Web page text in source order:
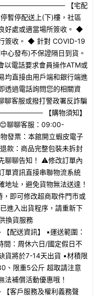
【宅配
暫停配送上(下)樓，社區
好處或適當場所簽收。 ◆
簽收。 ◆ 針對 COVID-19
心發布)不保證隔日到貨。
以電話要求會員操作ATM或
均直接由用戶端和銀行端進
透過電話詢問您的相關資
聊客服或撥打警政署反詐騙
【購物須知】
聊聊客服：09:00-
發票：本館開立蝦皮電子
款：商品完整包裝未拆封
聊聊告知！ ⚠️修改訂單內
單資訊直接串聯物流系統
地址，避免貨物無法送達！
即可修改超商取件門市或
進入出貨程序，請重新下
換貨服務
送資訊】 ▪️運送範圍：
：周休六日/國定假日不
貨將於7-14天出貨 ▪️材積限
、限重5公斤 超取請注意
補償活動優惠哦！
戶服務及權利義務聲